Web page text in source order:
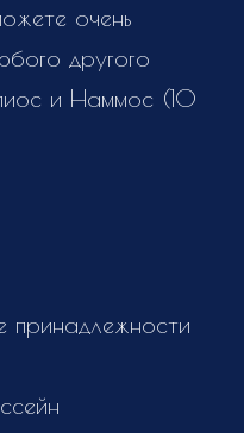
очень
другого
и Наммос (10
принадлежности